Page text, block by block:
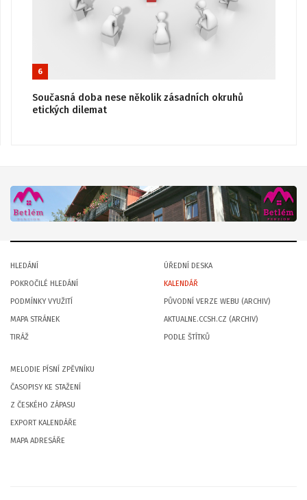
6
Současná doba nese několik zásadních okruhů
etických dilemat
HLEDÁNÍ
POKROČILÉ HLEDÁNÍ
PODMÍNKY VYUŽITÍ
MAPA STRÁNEK
TIRÁŽ
ÚŘEDNÍ DESKA
KALENDÁŘ
PŮVODNÍ VERZE WEBU (ARCHIV)
AKTUALNE.CCSH.CZ (ARCHIV)
PODLE ŠTÍTKŮ
MELODIE PÍSNÍ ZPĚVNÍKU
ČASOPISY KE STAŽENÍ
Z ČESKÉHO ZÁPASU
EXPORT KALENDÁŘE
MAPA ADRESÁŘE